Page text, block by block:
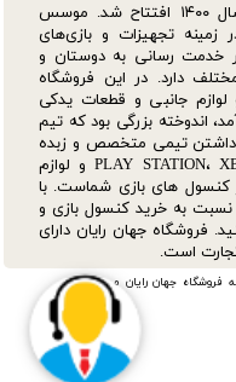
جهان رایان می
سایت فروشگاه jahanrayan از شهریور ماه سال ۱۴۰۰ افتتاح شد. موسس
تجاری در زمینه تجهیزات و بازی‌های
خدمت رسانی به دوستان و
دارد. در این فروشگاه
لوازم جانبی و قطعات یدکی‌
اندوخته بزرگی بود که تیم
داشتن تیمی متخصص و زبده
در امور تعمیرات انواع کنسول های بازی PLAY STATION، XBOX و لوازم
کنسول های بازی شماست. با
نسبت به خرید کنسول بازی و
فروشگاه جهان رایان دارای
است.